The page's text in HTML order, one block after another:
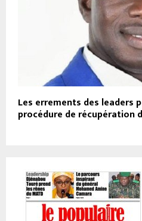
Les errements des leaders
procédure de récupération